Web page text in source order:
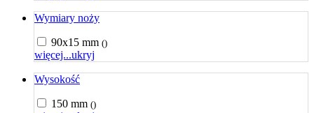
Wymiary noży
90x15 mm ()
więcej...ukryj
Wysokość
150 mm ()